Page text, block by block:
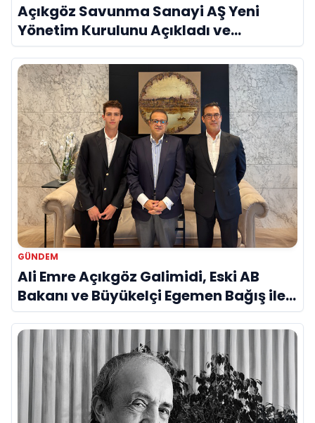
Açıkgöz Savunma Sanayi AŞ Yeni
Yönetim Kurulunu Açıkladı ve
Savunma Sanayinde Küresel Vizyon
Vurgusu
GÜNDEM
Ali Emre Açıkgöz Galimidi, Eski AB
Bakanı ve Büyükelçi Egemen Bağış ile
Bir Araya Geldi